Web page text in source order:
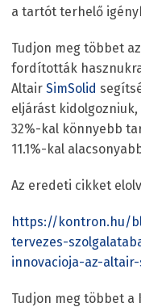
a tartót terhelő
Tudjon meg többet
fordították
Altair SimSolid
eljárást
32%-kal könnyebb
11.1%-kal
Az eredeti cikket
https://kontron.hu/
tervezes-
innovacioja-az-
Tudjon meg többet